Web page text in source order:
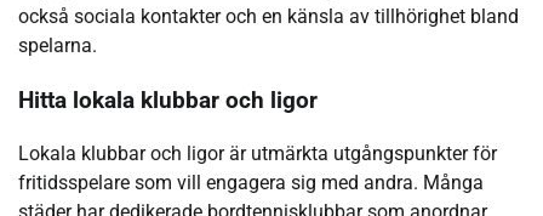
också sociala kontakter och en känsla av tillhörighet bland
spelarna.
Hitta lokala klubbar och ligor
Lokala klubbar och ligor är utmärkta utgångspunkter för
fritidsspelare som vill engagera sig med andra. Många